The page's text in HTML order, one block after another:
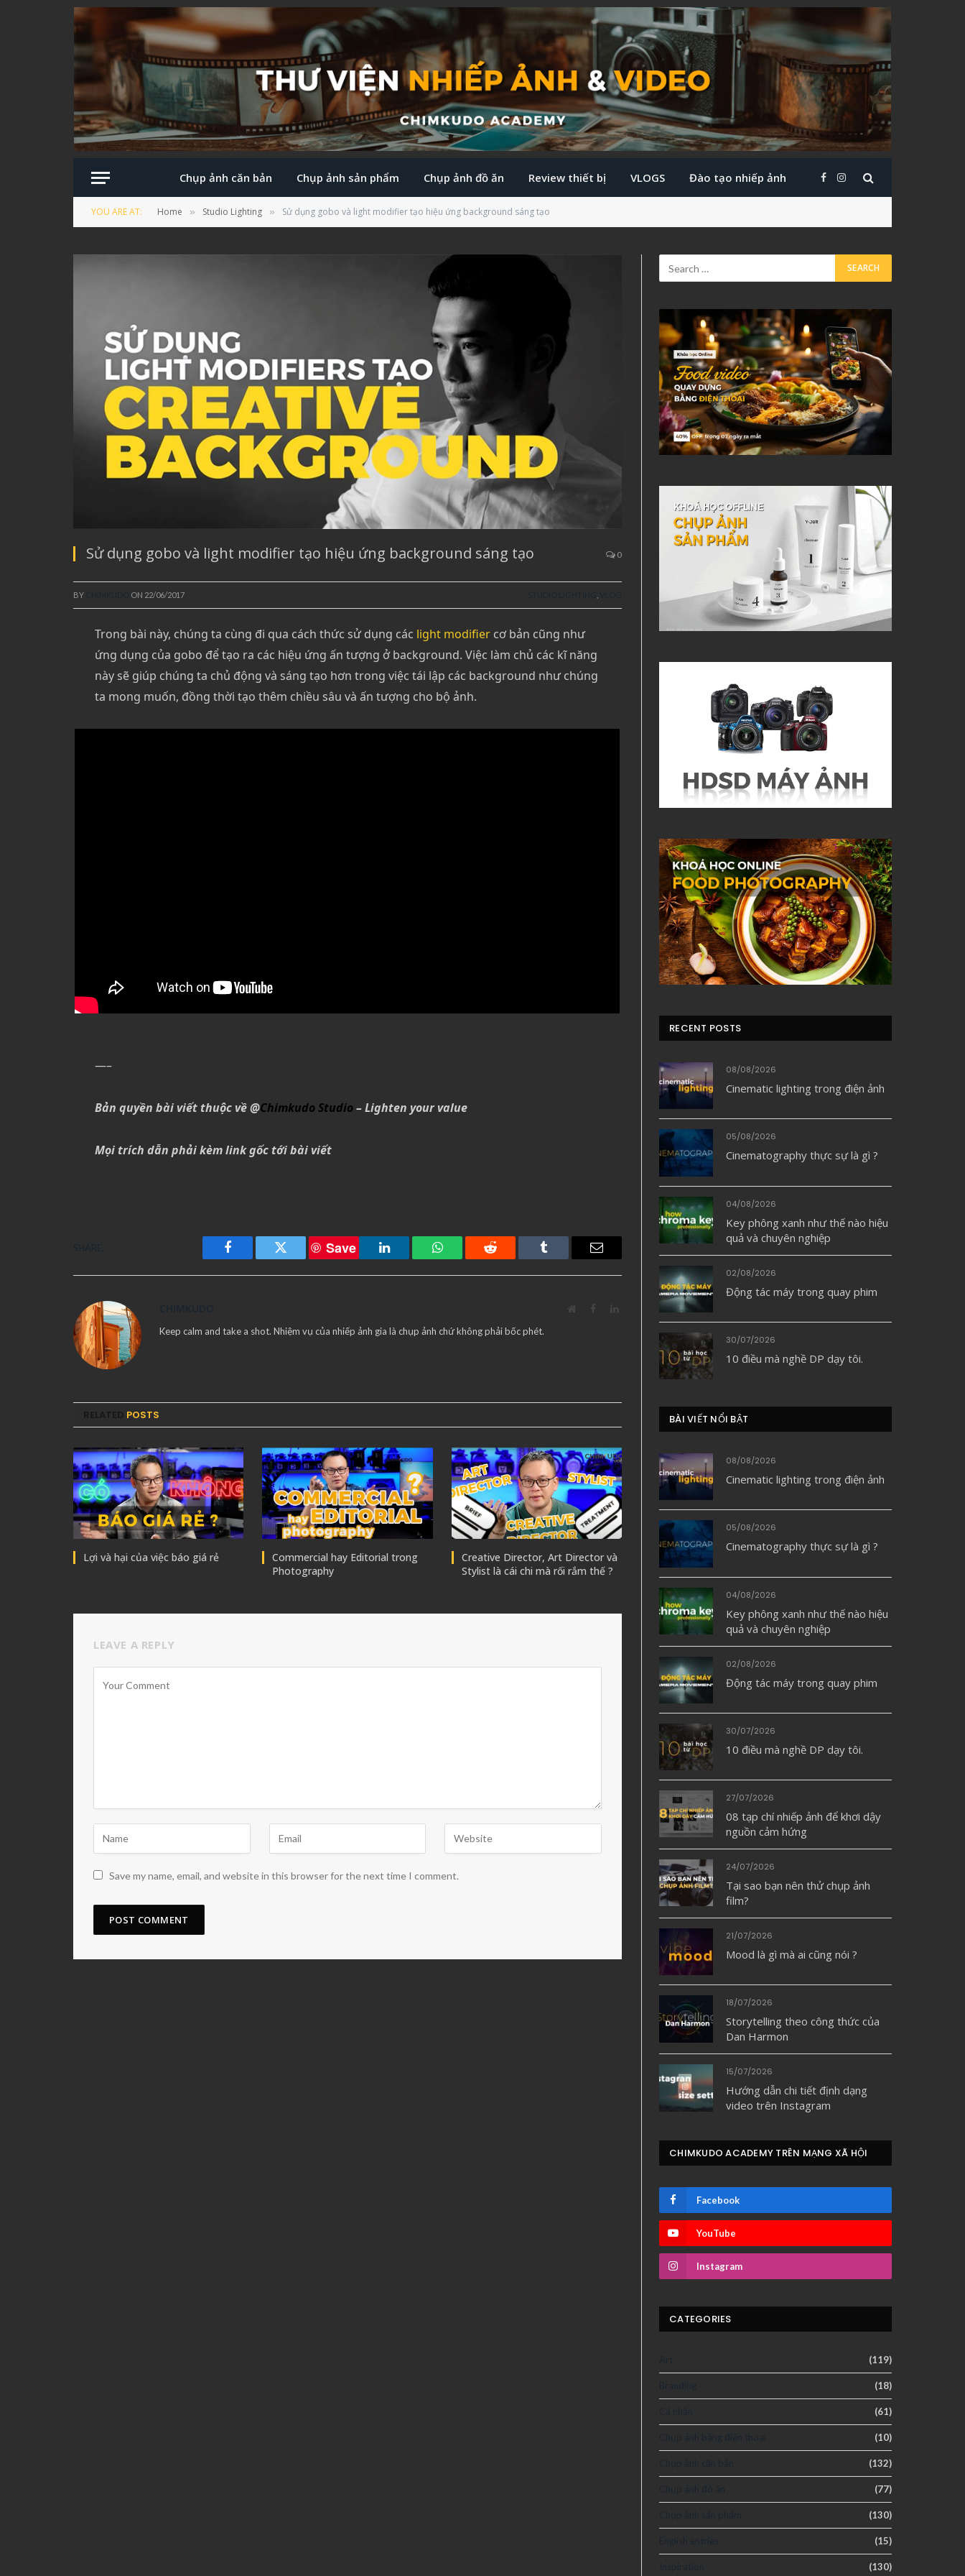
Chụp ảnh căn bản Chụp ảnh sản phẩm Chụp ảnh đồ ăn Review thiết bị VLOGS Đào tạo nhiếp ảnh Facebook
Instagram
YOU ARE AT: Home » Studio Lighting » Sử dụng gobo và light modifier tạo hiệu ứng background sáng tạo
Sử dụng gobo và light modifier tạo hiệu ứng background sáng tạo 0
BY ON 22/06/2017
Trong bài này, chúng ta cùng đi qua cách thức sử dụng các light modifier cơ bản cũng như
ứng dụng của gobo để tạo ra các hiệu ứng ấn tượng ở background. Việc làm chủ các kĩ năng
này sẽ giúp chúng ta chủ động và sáng tạo hơn trong việc tái lập các background như chúng
ta mong muốn, đồng thời tạo thêm chiều sâu và ấn tượng cho bộ ảnh.
—–
Bản quyền bài viết thuộc về @Chimkudo Studio– Lighten your value
Mọi trích dẫn phải kèm link gốc tới bài viết
Facebook Twitter
Save
LinkedIn WhatsAppReddit Tumblr Email
Keep calm and take a shot. Nhiệm vụ của nhiếp ảnh gia là chụp ảnh chứ không phải bốc phét.
POSTS
Lợi và hại của việc báo giá rẻ
Commercial hay Editorial trong
Photography
Creative Director, Art Director và
Stylist là cái chi mà rối rắm thế ?
LEAVE A REPLY
Save my name, email, and website in this browser for the next time I comment.
RECENT POSTS
08/08/2026
Cinematic lighting trong điện ảnh
05/08/2026
Cinematography thực sự là gì ?
04/08/2026
Key phông xanh như thế nào hiệu
quả và chuyên nghiệp
02/08/2026
Động tác máy trong quay phim
30/07/2026
10 điều mà nghề DP dạy tôi.
BÀI VIẾT NỔI BẬT
08/08/2026
Cinematic lighting trong điện ảnh
05/08/2026
Cinematography thực sự là gì ?
04/08/2026
Key phông xanh như thế nào hiệu
quả và chuyên nghiệp
02/08/2026
Động tác máy trong quay phim
30/07/2026
10 điều mà nghề DP dạy tôi.
27/07/2026
08 tạp chí nhiếp ảnh để khơi dậy
nguồn cảm hứng
24/07/2026
Tại sao bạn nên thử chụp ảnh
film?
21/07/2026
Mood là gì mà ai cũng nói ?
18/07/2026
Storytelling theo công thức của
Dan Harmon
15/07/2026
Hướng dẫn chi tiết định dạng
video trên Instagram
CHIMKUDO ACADEMY TRÊN MẠNG XÃ HỘI
Facebook
YouTube
Instagram
CATEGORIES
(119)
(18)
(61)
(10)
(132)
(77)
(130)
(15)
(130)